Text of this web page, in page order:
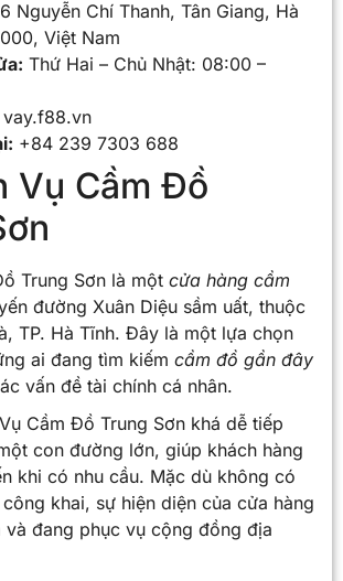
Nguyễn Chí Thanh, Tân Giang, Hà
Việt Nam
Thứ Hai – Chủ Nhật: 08:00 –
vay.f88.vn
+84 239 7303 688
Vụ Cầm Đồ
Trung Sơn là một cửa hàng cầm
đường Xuân Diệu sầm uất, thuộc
TP. Hà Tĩnh. Đây là một lựa chọn
ai đang tìm kiếm cầm đồ gần đây
vấn đề tài chính cá nhân.
Cầm Đồ Trung Sơn khá dễ tiếp
con đường lớn, giúp khách hàng
khi có nhu cầu. Mặc dù không có
khai, sự hiện diện của cửa hàng
và đang phục vụ cộng đồng địa